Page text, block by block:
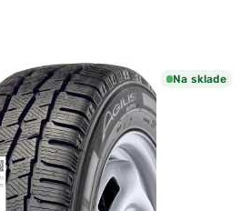
Na sklade